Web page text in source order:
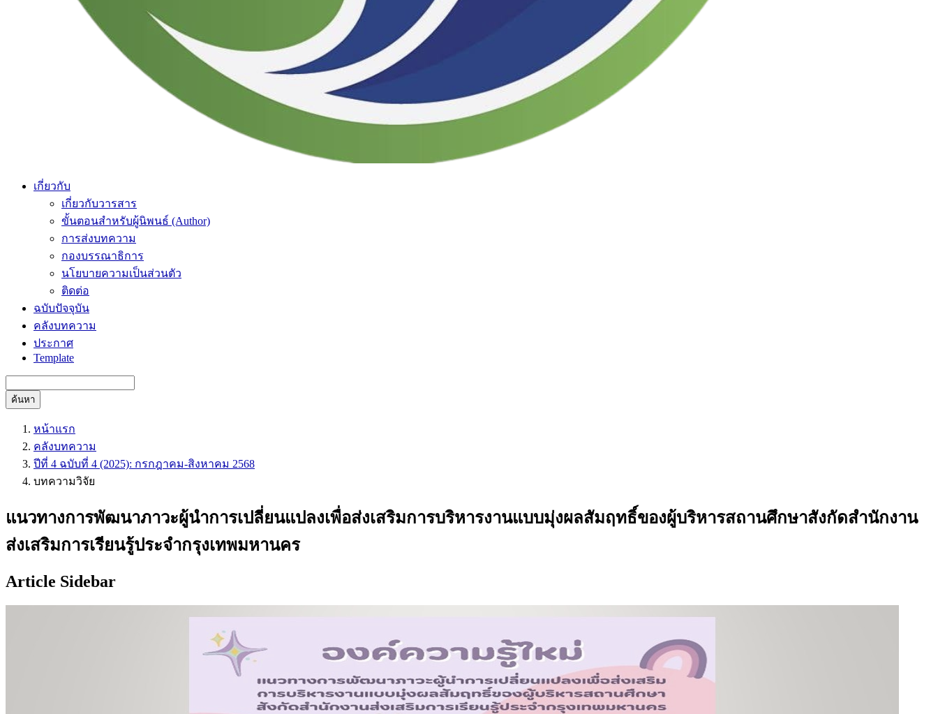
เกี่ยวกับ
เกี่ยวกับวารสาร
ขั้นตอนสำหรับผู้นิพนธ์ (Author)
การส่งบทความ
กองบรรณาธิการ
นโยบายความเป็นส่วนตัว
ติดต่อ
ฉบับปัจจุบัน
คลังบทความ
ประกาศ
Template
ค้นหา
หน้าแรก
คลังบทความ
ปีที่ 4 ฉบับที่ 4 (2025): กรกฎาคม-สิงหาคม 2568
บทความวิจัย
แนวทางการพัฒนาภาวะผู้นำการเปลี่ยนแปลงเพื่อส่งเสริมการบริหารงานแบบมุ่งผลสัมฤทธิ์ของผู้บริหารสถานศึกษาสังกัดสำนักงาน
ส่งเสริมการเรียนรู้ประจำกรุงเทพมหานคร
Article Sidebar